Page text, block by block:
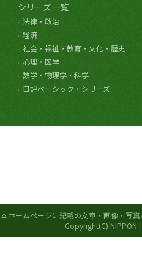
シリーズ一覧
法律・政治
経済
社会・福祉・教育・文化・歴史
心理・医学
数学・物理学・科学
日評ベーシック・シリーズ
本ホームページに記載の文章・画像・写
Copyright(C) NIPPON